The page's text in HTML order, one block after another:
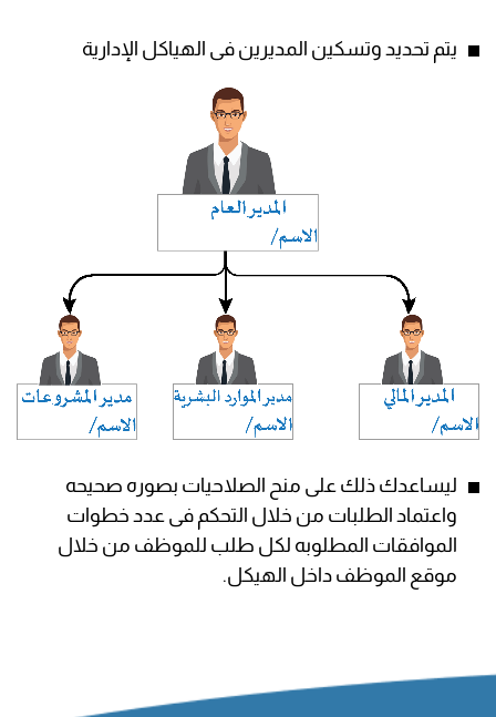
يتم تحديد وتسكين المديرين فى الهياكل الإدارية
ليساعدك ذلك على منح الصلاحيات بصوره صحيحه
واعتماد الطلبات من خلال التحكم فى عدد خطوات
الموافقات المطلوبه لكل طلب للموظف من خلال
موقع الموظف داخل الهيكل.